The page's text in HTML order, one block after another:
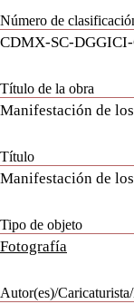
Número de
CDMX-SC-
Título de la obra
Manifestación de
Título
Manifestación de
Tipo de objeto
Fotografía
Autor(es)/